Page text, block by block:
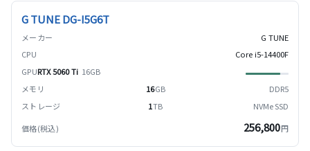
G TUNE DG-I5G6T
G TUNE
Core i5-14400F
RTX 5060 Ti 16GB
16GB
DDR5
1TB NVMe SSD
256,800円